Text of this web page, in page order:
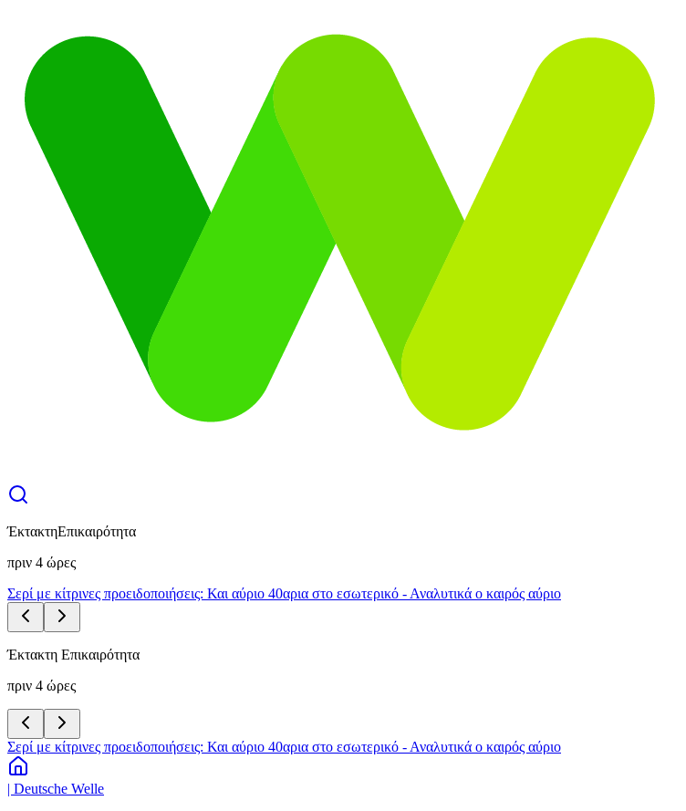
ΈκτακτηΕπικαιρότητα
πριν 4 ώρες
Σερί με κίτρινες προειδοποιήσεις: Και αύριο 40αρια στο εσωτερικό - Αναλυτικά ο καιρός αύριο
Έκτακτη Επικαιρότητα
πριν 4 ώρες
Σερί με κίτρινες προειδοποιήσεις: Και αύριο 40αρια στο εσωτερικό - Αναλυτικά ο καιρός αύριο
| Deutsche Welle